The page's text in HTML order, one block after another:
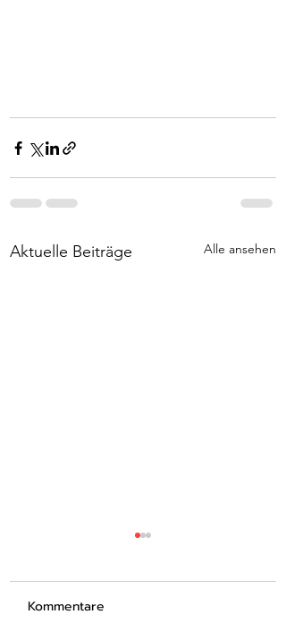
Aktuelle Beiträge Alle ansehen
Kommentare